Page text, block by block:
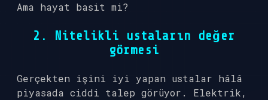
Ama hayat basit mi?
2. Nitelikli ustaların değer
görmesi
Gerçekten işini iyi yapan ustalar hâlâ
piyasada ciddi talep görüyor. Elektrik,